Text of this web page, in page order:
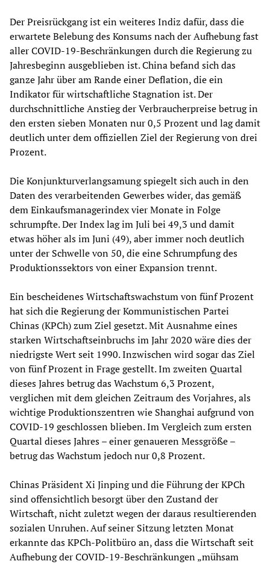
Der Preisrückgang ist ein weiteres Indiz dafür, dass die
erwartete Belebung des Konsums nach der Aufhebung fast
aller COVID-19-Beschränkungen durch die Regierung zu
Jahresbeginn ausgeblieben ist. China befand sich das
ganze Jahr über am Rande einer Deflation, die ein
Indikator für wirtschaftliche Stagnation ist. Der
durchschnittliche Anstieg der Verbraucherpreise betrug in
den ersten sieben Monaten nur 0,5 Prozent und lag damit
deutlich unter dem offiziellen Ziel der Regierung von drei
Prozent.
Die Konjunkturverlangsamung spiegelt sich auch in den
Daten des verarbeitenden Gewerbes wider, das gemäß
dem Einkaufsmanagerindex vier Monate in Folge
schrumpfte. Der Index lag im Juli bei 49,3 und damit
etwas höher als im Juni (49), aber immer noch deutlich
unter der Schwelle von 50, die eine Schrumpfung des
Produktionssektors von einer Expansion trennt.
Ein bescheidenes Wirtschaftswachstum von fünf Prozent
hat sich die Regierung der Kommunistischen Partei
Chinas (KPCh) zum Ziel gesetzt. Mit Ausnahme eines
starken Wirtschaftseinbruchs im Jahr 2020 wäre dies der
niedrigste Wert seit 1990. Inzwischen wird sogar das Ziel
von fünf Prozent in Frage gestellt. Im zweiten Quartal
dieses Jahres betrug das Wachstum 6,3 Prozent,
verglichen mit dem gleichen Zeitraum des Vorjahres, als
wichtige Produktionszentren wie Shanghai aufgrund von
COVID-19 geschlossen blieben. Im Vergleich zum ersten
Quartal dieses Jahres – einer genaueren Messgröße –
betrug das Wachstum jedoch nur 0,8 Prozent.
Chinas Präsident Xi Jinping und die Führung der KPCh
sind offensichtlich besorgt über den Zustand der
Wirtschaft, nicht zuletzt wegen der daraus resultierenden
sozialen Unruhen. Auf seiner Sitzung letzten Monat
erkannte das KPCh-Politbüro an, dass die Wirtschaft seit
Aufhebung der COVID-19-Beschränkungen „mühsam